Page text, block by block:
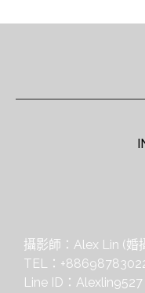
攝影師：Alex Lin (婚
TEL：
Line ID： Alexlin9527